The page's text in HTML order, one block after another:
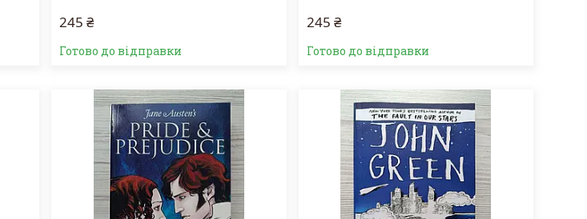
245 ₴
Готово до відправки
245 ₴
Готово до відправки